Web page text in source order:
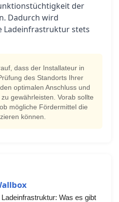
der
Dadurch wird
Ladeinfrastruktur stets
dass der Installateur in
des Standorts Ihrer
optimalen Anschluss und
gewährleisten. Vorab sollte
mögliche Fördermittel die
können.
Was es gibt